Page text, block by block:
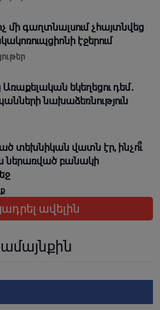
մի գաղտնալսում չհայտնվեց
էջերում
եկեղեցու դեմ․
նախաձեռնություն
տեխնիկան վատն էր, ինչո՞ւ
ներառված բանակի
ավելին